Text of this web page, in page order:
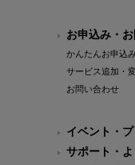
お申込み・
かんたんお申込
サービス追加・
お問い合わせ
イベント・プ
サポート・